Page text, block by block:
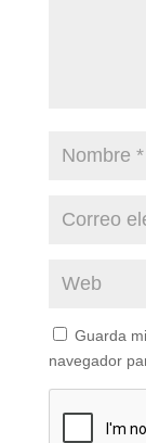
Guarda
navegador